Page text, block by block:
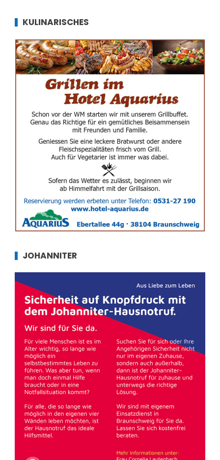
KULINARISCHES
JOHANNITER